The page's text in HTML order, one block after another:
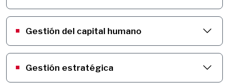
Gestión del capital humano
Gestión estratégica